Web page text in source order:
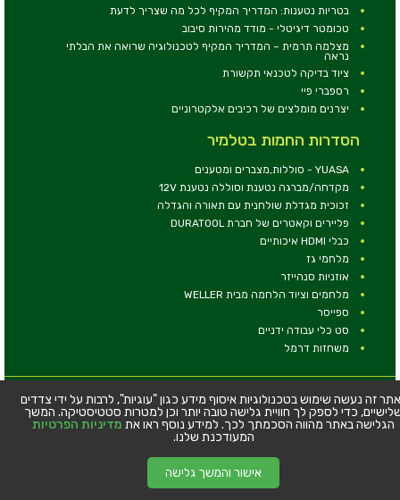
בטריות נטענות: המדריך המקיף לכל מה שצריך לדעת
טכומטר דיגיטלי - מודד מהירות סיבוב
מצלמה תרמית – המדריך המקיף לטכנולוגיה שרואה את הבלתי
נראה
ציוד בדיקה לטכנאי תקשורת
רספברי פיי
יצרנים מומלצים של רכיבים אלקטרוניים
הסדרות החמות בטלמיר
YUASA - סוללות,מצברים ומטענים
מקדחה/מברגה נטענת וסוללה נטענת 12V
זכוכית מגדלת שולחנית עם תאורה והגדלה
פליירים וקאטרים של חברת DURATOOL
כבלי HDMI איכותיים
מלחמי גז
אוזניות סנהייזר
מלחמים וציוד הלחמה מבית WELLER
ספייסר
סט כלי עבודה ידניים
משחזות דרמל
© כל הזכויות שמורות - טלמיר אלקטרוניקה בע''מ
כתובת: דרך העצמאות 63, חיפה
טלפון:04-8534564
זה נעשה שימוש בטכנולוגיות איסוף מידע כגון "עוגיות", לרבות על ידי צדדים
כדי לספק לך חוויית גלישה טובה יותר וכן למטרות סטטיסטיקה. המשך
הגלישה באתר מהווה הסכמתך לכך. למידע נוסף ראו את מדיניות הפרטיות
המעודכנת שלנו.
אישור והמשך גלישה